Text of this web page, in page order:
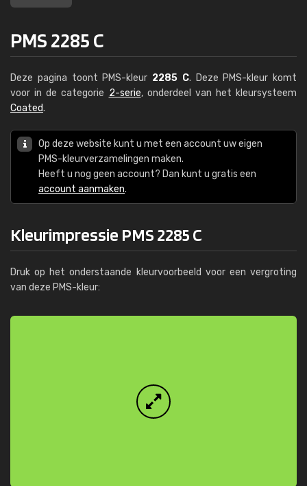
PMS 2285 C
Deze pagina toont PMS-kleur 2285 C. Deze PMS-kleur komt
voor in de categorie 2-serie, onderdeel van het kleursysteem
Coated.
Op deze website kunt u met een account uw eigen
PMS-kleurverzamelingen maken.
Heeft u nog geen account? Dan kunt u gratis een
account aanmaken.
Kleurimpressie PMS 2285 C
Druk op het onderstaande kleurvoorbeeld voor een vergroting
van deze PMS-kleur: